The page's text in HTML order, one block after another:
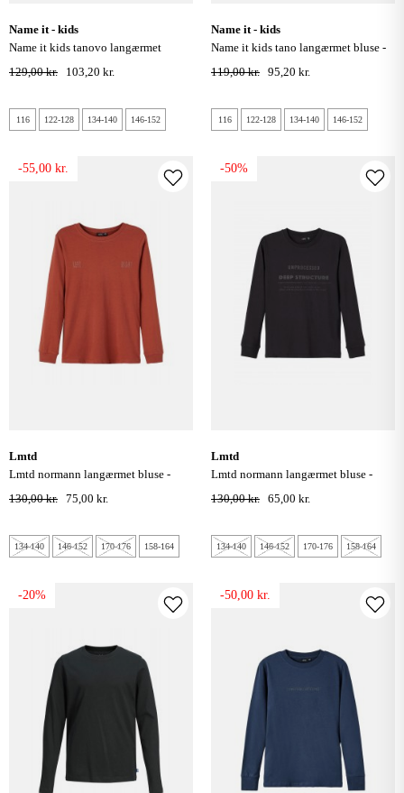
name it - kids
name it kids tanovo langærmet
bomulds bluse - dark sapphire
129,00 kr. 103,20 kr.
116 122-128 134-140 146-152
name it - kids
name it kids tano langærmet bluse -
sort
119,00 kr. 95,20 kr.
116 122-128 134-140 146-152
-55,00 kr.
lmtd
lmtd normann langærmet bluse -
henna
130,00 kr. 75,00 kr.
134-140 146-152 170-176 158-164
-50%
lmtd
lmtd normann langærmet bluse -
black
130,00 kr. 65,00 kr.
134-140 146-152 170-176 158-164
-20% -50,00 kr.